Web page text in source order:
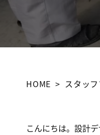
HOME スタッ
こんにちは。設計